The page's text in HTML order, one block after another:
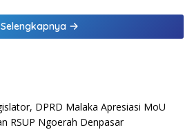
Selengkapnya